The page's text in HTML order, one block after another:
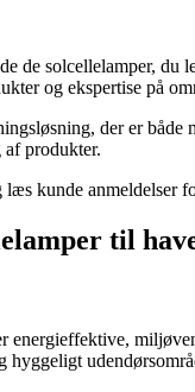
de solcellelamper,
og ekspertise på
der er
produkter.
kunde
til
energieffektive,